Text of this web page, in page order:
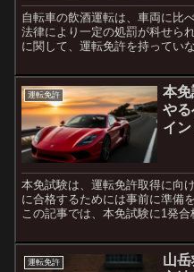
自転車の飲酒運転は、車両に比
法律により一定の処罰が科せら
に関して、運転免許を持ってい
象...
運転免許
本
や
イン
本免試験は、運転免許取得に向
に合格するためには事前に準備
この記事では、本免試験に1発
の...
運転免許
山